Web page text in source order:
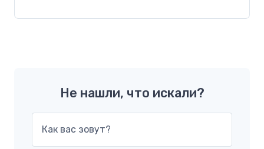
Не нашли, что искали?
Как вас зовут?